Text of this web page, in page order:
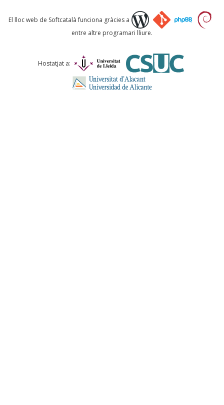
Què proposeu?
Comentari *
El lloc web de Softcatalà funciona gràcies a
entre altre programari lliure.
Hostatjat a: